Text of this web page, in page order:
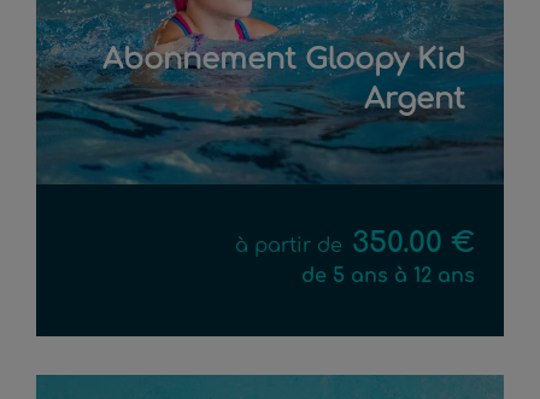
Abonnement Gloopy Kid
Argent
à partir de 350.00 €
de 5 ans à 12 ans